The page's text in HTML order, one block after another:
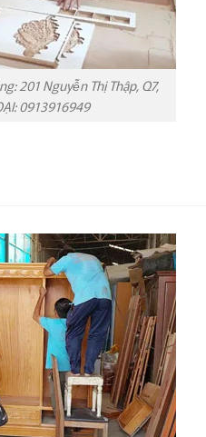
201 Nguyễn Thị Thập, Q7,
0913916949